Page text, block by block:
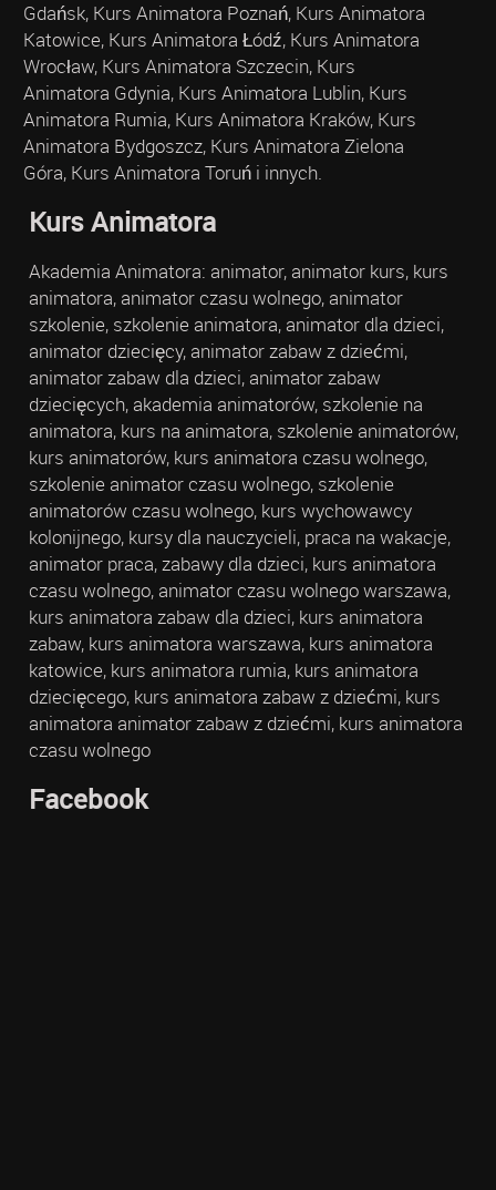
Gdańsk, Kurs Animatora Poznań, Kurs Animatora
Katowice, Kurs Animatora Łódź, Kurs Animatora
Wrocław, Kurs Animatora Szczecin, Kurs
Animatora Gdynia, Kurs Animatora Lublin, Kurs
Animatora Rumia, Kurs Animatora Kraków, Kurs
Animatora Bydgoszcz, Kurs Animatora Zielona
Góra, Kurs Animatora Toruń i innych.
Kurs Animatora
Akademia Animatora: animator, animator kurs, kurs
animatora, animator czasu wolnego, animator
szkolenie, szkolenie animatora, animator dla dzieci,
animator dziecięcy, animator zabaw z dziećmi,
animator zabaw dla dzieci, animator zabaw
dziecięcych, akademia animatorów, szkolenie na
animatora, kurs na animatora, szkolenie animatorów,
kurs animatorów, kurs animatora czasu wolnego,
szkolenie animator czasu wolnego, szkolenie
animatorów czasu wolnego, kurs wychowawcy
kolonijnego, kursy dla nauczycieli, praca na wakacje,
animator praca, zabawy dla dzieci, kurs animatora
czasu wolnego, animator czasu wolnego warszawa,
kurs animatora zabaw dla dzieci, kurs animatora
zabaw, kurs animatora warszawa, kurs animatora
katowice, kurs animatora rumia, kurs animatora
dziecięcego, kurs animatora zabaw z dziećmi, kurs
animatora animator zabaw z dziećmi, kurs animatora
czasu wolnego
Facebook